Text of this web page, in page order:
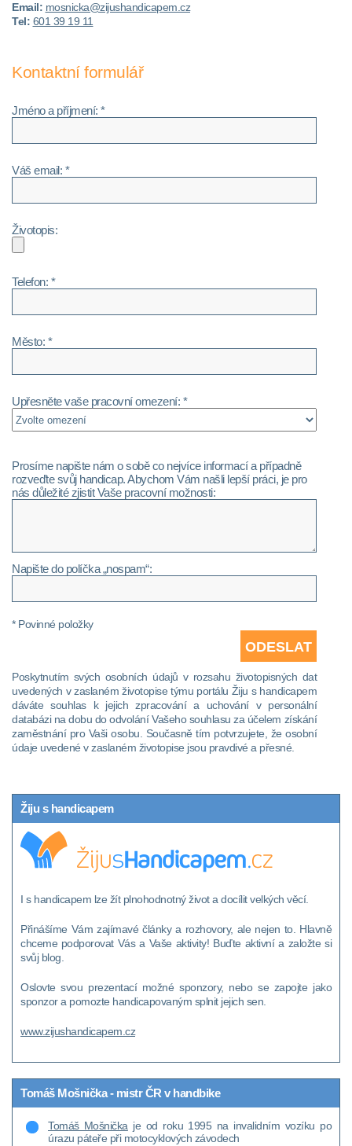
Email: mosnicka@zijushandicapem.cz
Tel: 601 39 19 11
Kontaktní formulář
Jméno a příjmení: *
Váš email: *
Životopis:
Telefon: *
Město: *
Upřesněte vaše pracovní omezení: *
Prosíme napište nám o sobě co nejvíce informací a případně
rozveďte svůj handicap. Abychom Vám našli lepší práci, je pro
nás důležité zjistit Vaše pracovní možnosti:
Napište do políčka „nospam“:
* Povinné položky
Poskytnutím svých osobních údajů v rozsahu životopisných dat
uvedených v zaslaném životopise týmu portálu Žiju s handicapem
dáváte souhlas k jejich zpracování a uchování v personální
databázi na dobu do odvolání Vašeho souhlasu za účelem získání
zaměstnání pro Vaši osobu. Současně tím potvrzujete, že osobní
údaje uvedené v zaslaném životopise jsou pravdivé a přesné.
Žiju s handicapem
I s handicapem lze žít plnohodnotný život a docílit velkých věcí.
Přinášíme Vám zajímavé články a rozhovory, ale nejen to. Hlavně
chceme podporovat Vás a Vaše aktivity! Buďte aktivní a založte si
svůj blog.
Oslovte svou prezentací možné sponzory, nebo se zapojte jako
sponzor a pomozte handicapovaným splnit jejich sen.
www.zijushandicapem.cz
Tomáš Mošnička - mistr ČR v handbike
Tomáš Mošnička je od roku 1995 na invalidním vozíku po
úrazu páteře při motocyklových závodech